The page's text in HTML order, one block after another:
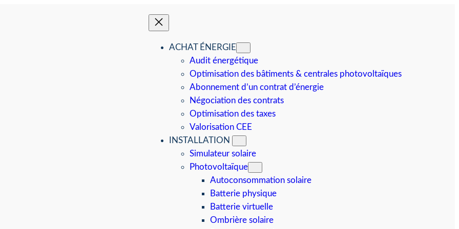
ACHAT ÉNERGIE
Audit énergétique
Optimisation des bâtiments & centrales photovoltaïques
Abonnement d’un contrat d’énergie
Négociation des contrats
Optimisation des taxes
Valorisation CEE
INSTALLATION
Simulateur solaire
Photovoltaïque
Autoconsommation solaire
Batterie physique
Batterie virtuelle
Ombrière solaire